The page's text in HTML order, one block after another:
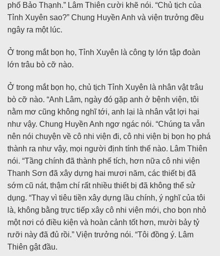
phố Bảo Thạnh.” Lâm Thiên cười khẽ nói. “Chủ tịch của
Tỉnh Xuyên sao?” Chung Huyền Anh và viện trưởng đều
ngây ra một lúc.
Ở trong mắt bọn họ, Tỉnh Xuyên là công ty lớn tập đoàn
lớn trâu bò cỡ nào.
Ở trong mắt bọn họ, chủ tịch Tỉnh Xuyên là nhân vật trâu
bò cỡ nào. “Anh Lâm, ngày đó gặp anh ở bệnh viện, tôi
nằm mơ cũng không nghĩ tới, anh lại là nhân vật lợi hại
như vậy. Chung Huyền Anh ngơ ngác nói. “Chúng ta vẫn
nên nói chuyện về cô nhi viện đi, cô nhi viện bị bọn họ phá
thành ra như vậy, mọi người định tính thế nào. Lâm Thiên
nói. “Tầng chính đã thành phế tích, hơn nữa cô nhi viện
Thanh Sơn đã xây dựng hai mươi năm, các thiết bị đã
sớm cũ nát, thậm chí rất nhiều thiết bị đã không thể sử
dụng. “Thay vì tiêu tiền xây dựng lầu chính, ý nghĩ của tôi
là, không bằng trực tiếp xây cô nhi viện mới, cho bọn nhỏ
một nơi có điều kiện và hoàn cảnh tốt hơn, mười bảy tỷ
rưỡi này đã đủ rồi.” Viện trưởng nói. “Tôi đồng ý. Lâm
Thiên gật đầu.